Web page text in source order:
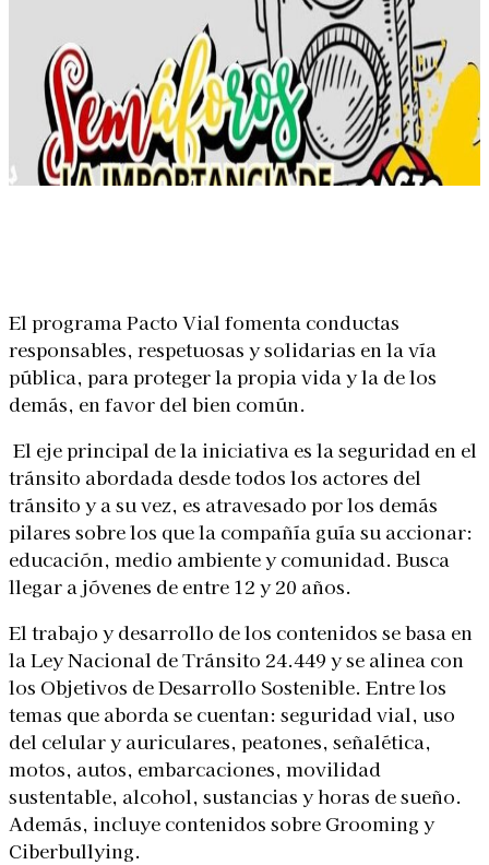
El programa Pacto Vial fomenta conductas
responsables, respetuosas y solidarias en la vía
pública, para proteger la propia vida y la de los
demás, en favor del bien común.
El eje principal de la iniciativa es la seguridad en el
tránsito abordada desde todos los actores del
tránsito y a su vez, es atravesado por los demás
pilares sobre los que la compañía guía su accionar:
educación, medio ambiente y comunidad. Busca
llegar a jóvenes de entre 12 y 20 años.
El trabajo y desarrollo de los contenidos se basa en
la Ley Nacional de Tránsito 24.449 y se alinea con
los Objetivos de Desarrollo Sostenible. Entre los
temas que aborda se cuentan: seguridad vial, uso
del celular y auriculares, peatones, señalética,
motos, autos, embarcaciones, movilidad
sustentable, alcohol, sustancias y horas de sueño.
Además, incluye contenidos sobre Grooming y
Ciberbullying.